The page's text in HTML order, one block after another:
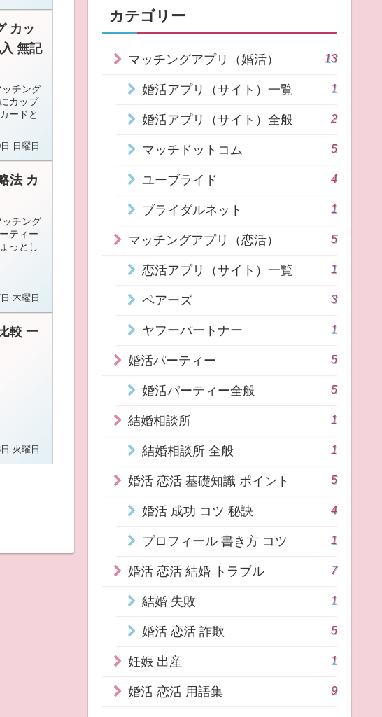
カッ
記
チング
カップ
ードと
日曜日
法 カ
チング
ティー
っとし
木曜日
較 一
火曜日
カテゴリー
マッチングアプリ（婚活） 13
婚活アプリ（サイト）一覧 1
婚活アプリ（サイト）全般 2
マッチドットコム 5
ユーブライド 4
ブライダルネット 1
マッチングアプリ（恋活） 5
恋活アプリ（サイト）一覧 1
ペアーズ 3
ヤフーパートナー 1
婚活パーティー 5
婚活パーティー全般 5
結婚相談所 1
結婚相談所 全般 1
婚活 恋活 基礎知識 ポイント 5
婚活 成功 コツ 秘訣 4
プロフィール 書き方 コツ 1
婚活 恋活 結婚 トラブル 7
結婚 失敗 1
婚活 恋活 詐欺 5
妊娠 出産 1
婚活 恋活 用語集 9